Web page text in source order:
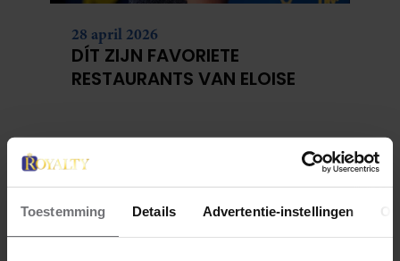
Toestemming Details Advertentie-instellingen
28 april 2026
DÍT ZIJN FAVORIETE
RESTAURANTS VAN ELOISE